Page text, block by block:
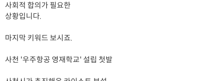
사회적 합의가 필요한
상황입니다.
마지막 키워드 보시죠.
사천 '우주항공 영재학교' 설립 첫발